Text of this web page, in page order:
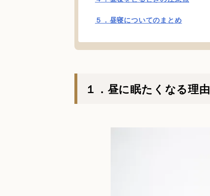
５．昼寝についてのまとめ
１．昼に眠たくなる理由